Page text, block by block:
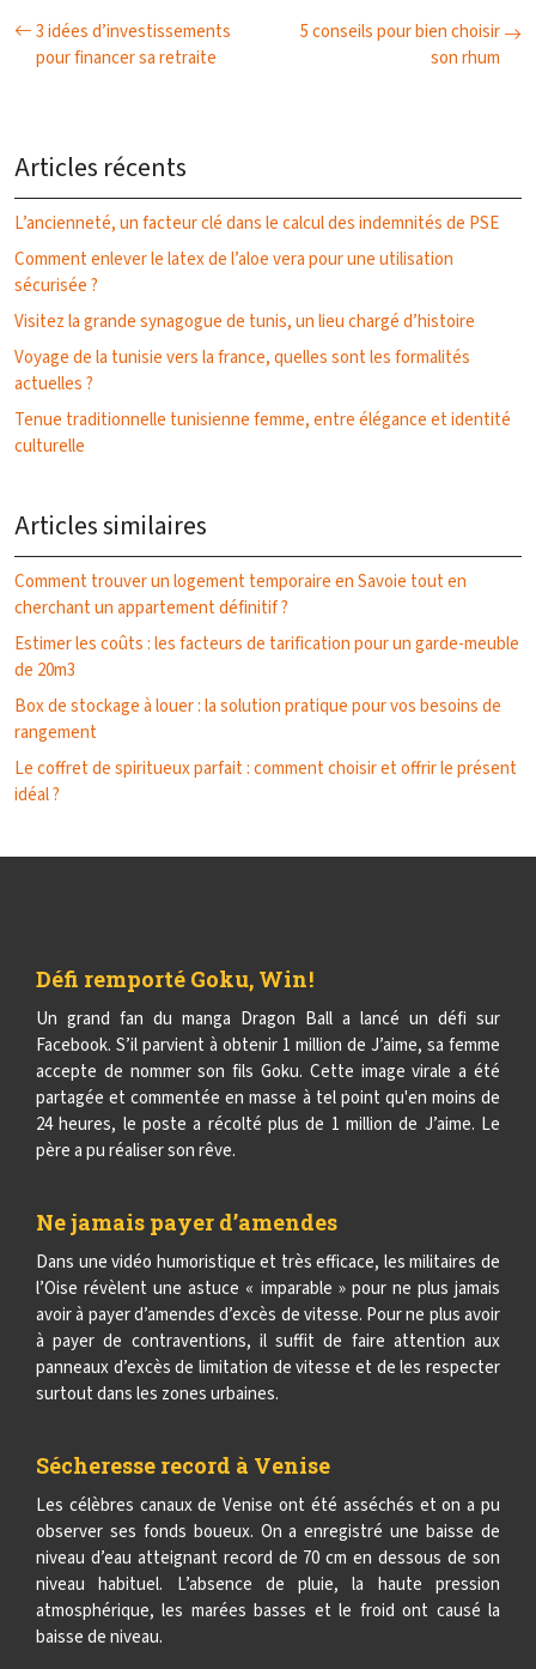
3 idées d’investissements
pour financer sa retraite
5 conseils pour bien choisir
son rhum
Articles récents
L’ancienneté, un facteur clé dans le calcul des indemnités de PSE
Comment enlever le latex de l’aloe vera pour une utilisation
sécurisée ?
Visitez la grande synagogue de tunis, un lieu chargé d’histoire
Voyage de la tunisie vers la france, quelles sont les formalités
actuelles ?
Tenue traditionnelle tunisienne femme, entre élégance et identité
culturelle
Articles similaires
Comment trouver un logement temporaire en Savoie tout en
cherchant un appartement définitif ?
Estimer les coûts : les facteurs de tarification pour un garde-meuble
de 20m3
Box de stockage à louer : la solution pratique pour vos besoins de
rangement
Le coffret de spiritueux parfait : comment choisir et offrir le présent
idéal ?
Défi remporté Goku, Win !
Un grand fan du manga Dragon Ball a lancé un défi sur
Facebook. S’il parvient à obtenir 1 million de J’aime, sa femme
accepte de nommer son fils Goku. Cette image virale a été
partagée et commentée en masse à tel point qu'en moins de
24 heures, le poste a récolté plus de 1 million de J’aime. Le
père a pu réaliser son rêve.
Ne jamais payer d’amendes
Dans une vidéo humoristique et très efficace, les militaires de
l’Oise révèlent une astuce « imparable » pour ne plus jamais
avoir à payer d’amendes d’excès de vitesse. Pour ne plus avoir
à payer de contraventions, il suffit de faire attention aux
panneaux d’excès de limitation de vitesse et de les respecter
surtout dans les zones urbaines.
Sécheresse record à Venise
Les célèbres canaux de Venise ont été asséchés et on a pu
observer ses fonds boueux. On a enregistré une baisse de
niveau d’eau atteignant record de 70 cm en dessous de son
niveau habituel. L’absence de pluie, la haute pression
atmosphérique, les marées basses et le froid ont causé la
baisse de niveau.